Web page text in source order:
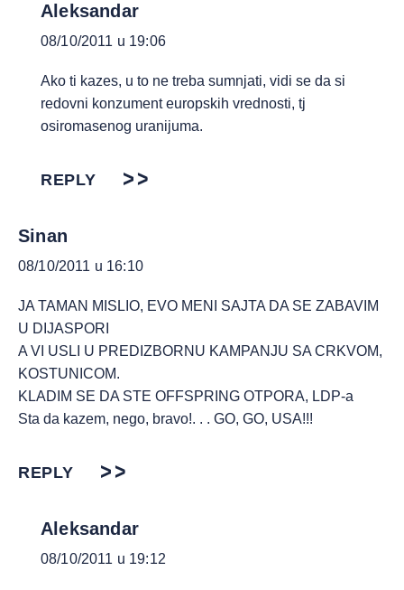
Aleksandar
08/10/2011 u 19:06
Ako ti kazes, u to ne treba sumnjati, vidi se da si
redovni konzument europskih vrednosti, tj
osiromasenog uranijuma.
REPLY
Sinan
08/10/2011 u 16:10
JA TAMAN MISLIO, EVO MENI SAJTA DA SE ZABAVIM
U DIJASPORI
A VI USLI U PREDIZBORNU KAMPANJU SA CRKVOM,
KOSTUNICOM.
KLADIM SE DA STE OFFSPRING OTPORA, LDP-a
Sta da kazem, nego, bravo!. . . GO, GO, USA!!!
REPLY
Aleksandar
08/10/2011 u 19:12